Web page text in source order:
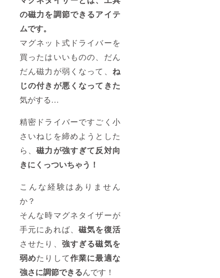
の磁力を調節できるアイテ
ムです。
マグネット式ドライバーを
買ったはいいものの、だん
だん磁力が弱くなって、 ね
じの付きが悪くなってきた
気がする…
精密ドライバーですごく小
さいねじを締めようとした
ら、磁力が強すぎて反対向
きにくっついちゃう！
こんな経験はありません
か？
そんな時マグネタイザーが
手元にあれば、磁気を復活
させたり、 強すぎる磁気を
弱めたりして作業に最適な
強さに調節できるんです！